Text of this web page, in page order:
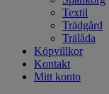
Textil
Trädgård
Trälåda
Köpvillkor
Kontakt
Mitt konto